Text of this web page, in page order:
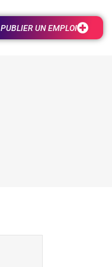
PUBLIER UN EMPLOI